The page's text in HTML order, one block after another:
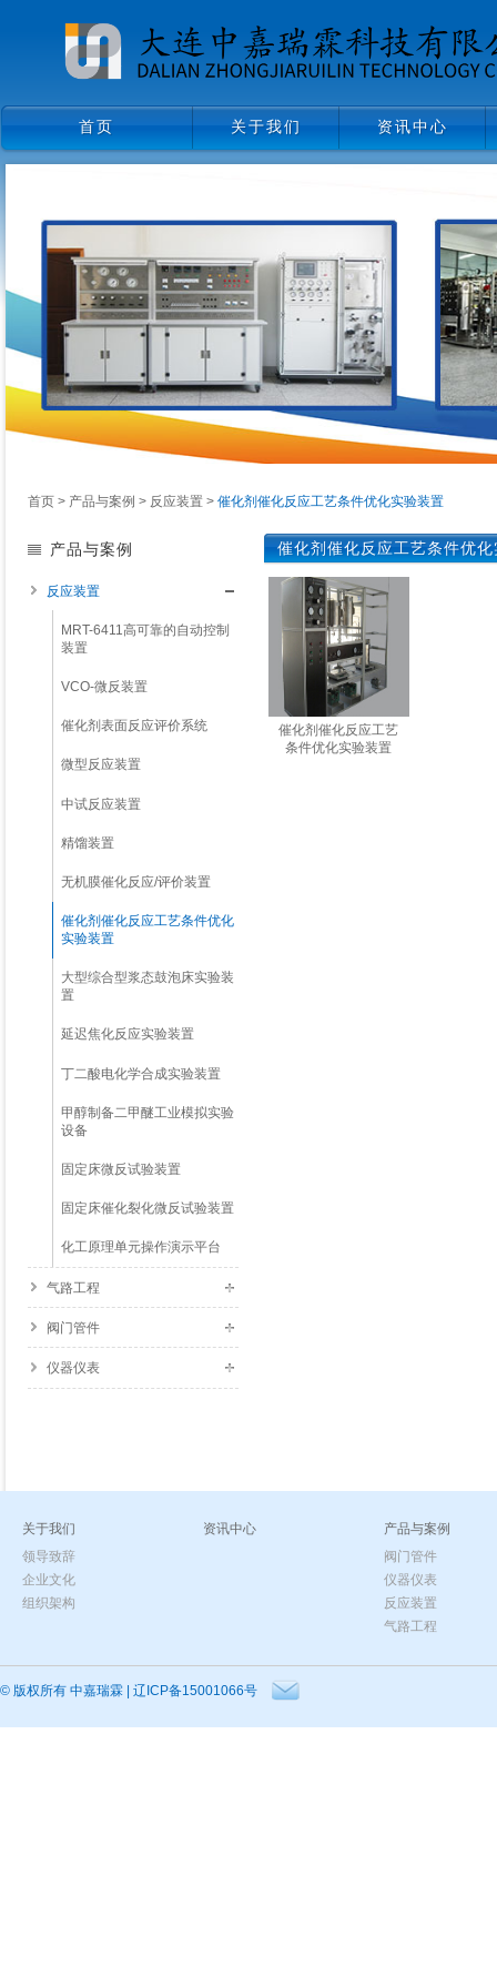
首页 关于我们 资讯中心
企业文化
组织架构
首页 > 产品与案例 > 反应装置 > 催化剂催化反应工艺条件优化实验装置
产品与案例
反应装置
MRT-6411高可靠的自动控制
装置
VCO-微反装置
催化剂表面反应评价系统
微型反应装置
中试反应装置
精馏装置
无机膜催化反应/评价装置
催化剂催化反应工艺条件优化
实验装置
大型综合型浆态鼓泡床实验装
置
延迟焦化反应实验装置
丁二酸电化学合成实验装置
甲醇制备二甲醚工业模拟实验
设备
固定床微反试验装置
固定床催化裂化微反试验装置
化工原理单元操作演示平台
气路工程
阀门管件
仪器仪表
催化剂催化反应工艺条件优
催化剂催化反应工艺
条件优化实验装置
关于我们
领导致辞
企业文化
组织架构
资讯中心
产品与案例
阀门管件
仪器仪表
反应装置
气路工程
© 版权所有 中嘉瑞霖 辽ICP备15001066号